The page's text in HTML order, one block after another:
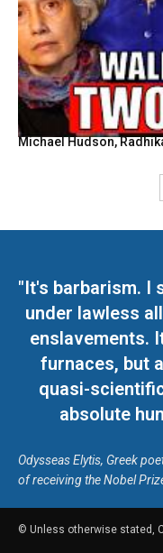
Michael Hudson,
"It's barbarism. I
under lawless
enslavements.
furnaces, but
quasi-
absolute
Odysseas Elytis, Greek
of receiving the Nobel
© Unless otherwise stated,